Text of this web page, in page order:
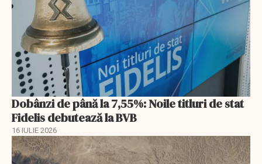
Dobânzi de până la 7,55%: Noile titluri de stat
Fidelis debutează la BVB
16 IULIE 2026